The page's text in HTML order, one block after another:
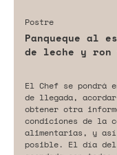
Postre
Panqueque al
de leche y ron
El Chef se pondrá
de llegada,
obtener otra
condiciones de la
alimentarias, y
posible. El día